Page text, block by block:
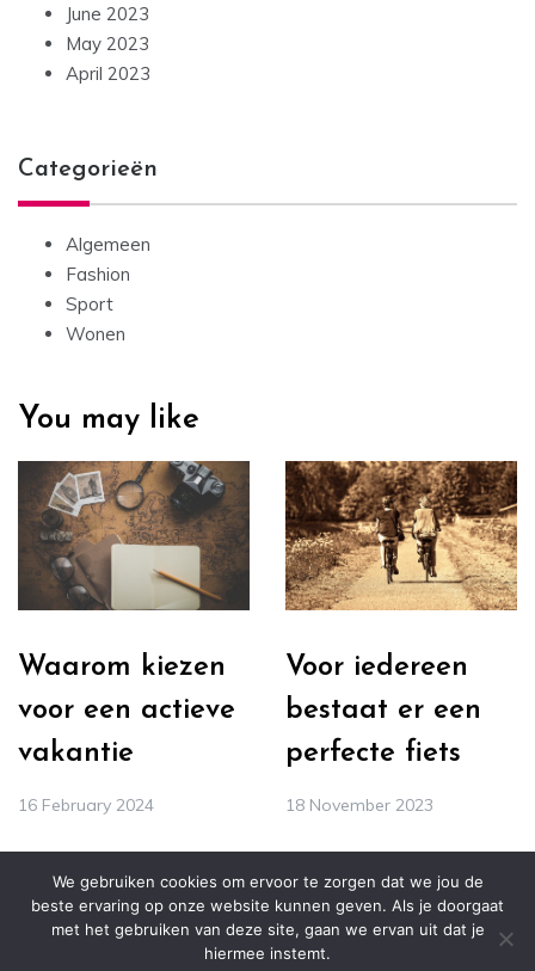
June 2023
May 2023
April 2023
Categorieën
Algemeen
Fashion
Sport
Wonen
You may like
Waarom kiezen
voor een actieve
vakantie
16 February 2024
Voor iedereen
bestaat er een
perfecte fiets
18 November 2023
© ALL RIGHTS RESERVED 2021 THEME: PREFER BY
We gebruiken cookies om ervoor te zorgen dat we jou de
beste ervaring op onze website kunnen geven. Als je doorgaat
met het gebruiken van deze site, gaan we ervan uit dat je
hiermee instemt.